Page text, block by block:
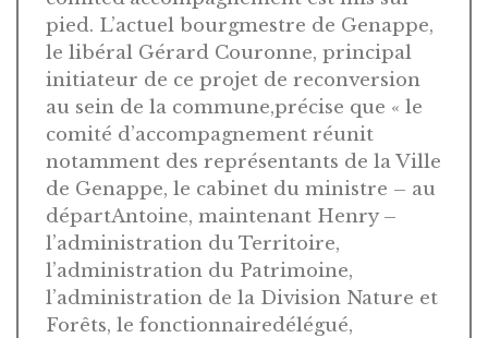
pied. L’actuel bourgmestre de Genappe,
le libéral Gérard Couronne, principal
initiateur de ce projet de reconversion
au sein de la commune,précise que « le
comité d’accompagnement réunit
notamment des représentants de la Ville
de Genappe, le cabinet du ministre – au
départAntoine, maintenant Henry –
l’administration du Territoire,
l’administration du Patrimoine,
l’administration de la Division Nature et
Forêts, le fonctionnairedélégué,